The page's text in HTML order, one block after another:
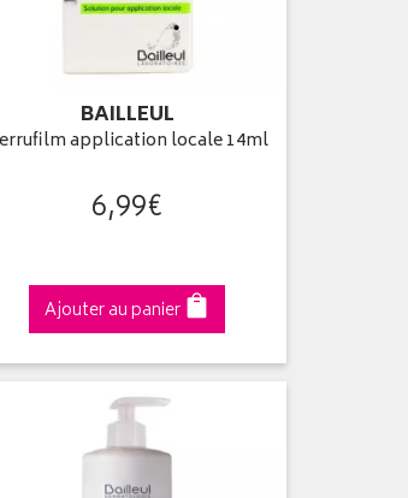
BAILLEUL
application locale 14ml
6,99€
Ajouter au panier